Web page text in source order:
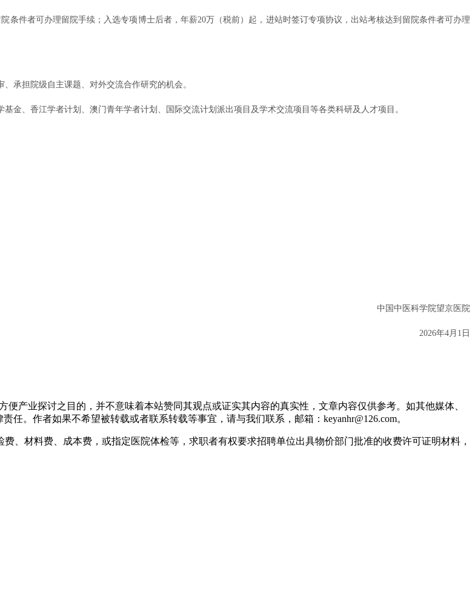
条件者可办理留院手续；入选专项博士后者，年薪20万（税前）起，进站时签订专项协议，出站考核达到留院条件者可办理
承担院级自主课题、对外交流合作研究的机会。
金、香江学者计划、澳门青年学者计划、国际交流计划派出项目及学术交流项目等各类科研及人才项目。
中国中医科学院望京医院
2026年4月1日
产业探讨之目的，并不意味着本站赞同其观点或证实其内容的真实性，文章内容仅供参考。如其他媒体、
。作者如果不希望被转载或者联系转载等事宜，请与我们联系，邮箱：keyanhr@126.com。
、材料费、成本费，或指定医院体检等，求职者有权要求招聘单位出具物价部门批准的收费许可证明材料，